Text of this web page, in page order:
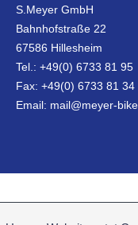
S.Meyer GmbH
Bahnhofstraße 22
67586 Hillesheim
Tel.: +49(0) 6733 81 95
Fax: +49(0) 6733 81 34
Email: mail@meyer-